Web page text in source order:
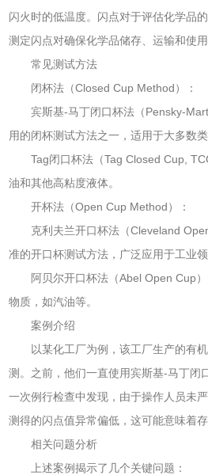
闪火时的低温度。闪点对于评估化学品
测定闪点对确保化学品储存、运输和使用
常见测试方法
闭杯法（Closed Cup Method）：
宾斯基-马丁闭口杯法（Pensky-
用的闭杯测试方法之一，适用于大多数类
Tag闭口杯法（Tag Closed Cup,
油和其他高粘度液体。
开杯法（Open Cup Method）：
克利夫兰开口杯法（Cleveland
准的开口杯测试方法，广泛应用于工业领
阿贝尔开口杯法（Abel Open Cup
物质，如汽油等。
案例介绍
以某化工厂为例，该工厂生产的有
测。之前，他们一直使用宾斯基-马丁闭
一次例行检查中发现，由于操作人员未
测得的闪点值异常偏低，这可能意味着
相关问题分析
上述案例揭示了几个关键问题：